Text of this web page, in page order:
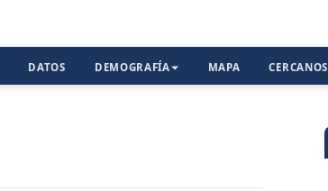
DATOS DEMOGRAFÍA MAPA CERCANOS